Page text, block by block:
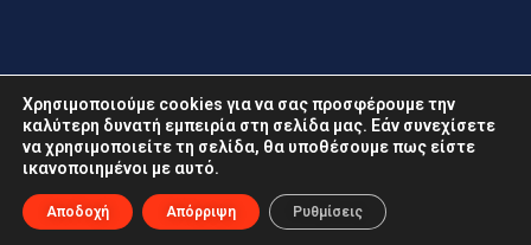
www.eordaia.gov.gr © 2022. Με επιφύλαξη παντός
δικαιώματος
Χρησιμοποιούμε cookies για να σας προσφέρουμε την
καλύτερη δυνατή εμπειρία στη σελίδα μας. Εάν συνεχίσετε
να χρησιμοποιείτε τη σελίδα, θα υποθέσουμε πως είστε
ικανοποιημένοι με αυτό.
Αποδοχή Απόρριψη Ρυθμίσεις